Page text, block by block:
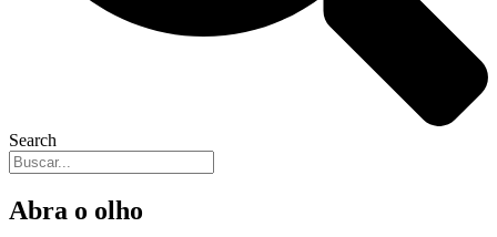
Search
Abra o olho